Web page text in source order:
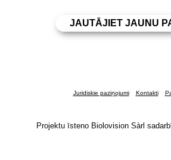
Juridiskie paziņojumi Kontakti
Projektu īsteno Biolovision Sàrl